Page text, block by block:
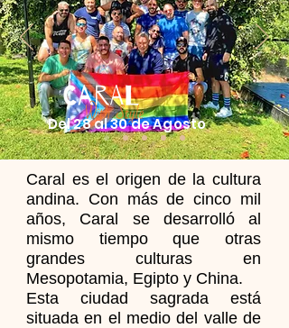
Del 28 al 30 de Agosto
Caral es el origen de la cultura
andina. Con más de cinco mil
años, Caral se desarrolló al
mismo tiempo que otras
grandes culturas en
Mesopotamia, Egipto y China.
Esta ciudad sagrada está
situada en el medio del valle de